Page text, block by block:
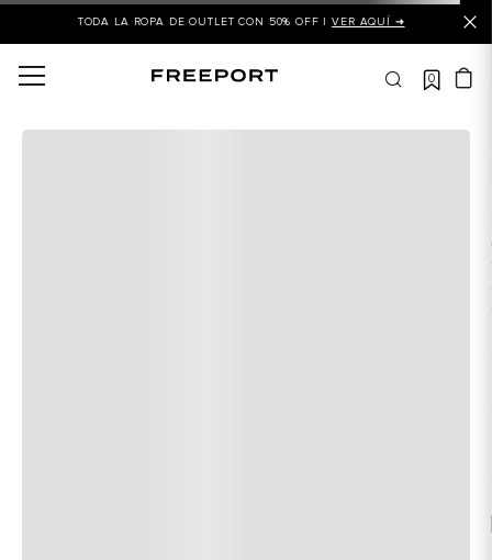
TODA LA ROPA DE OUTLET CON 50% OFF | VER AQUÍ ➜
0